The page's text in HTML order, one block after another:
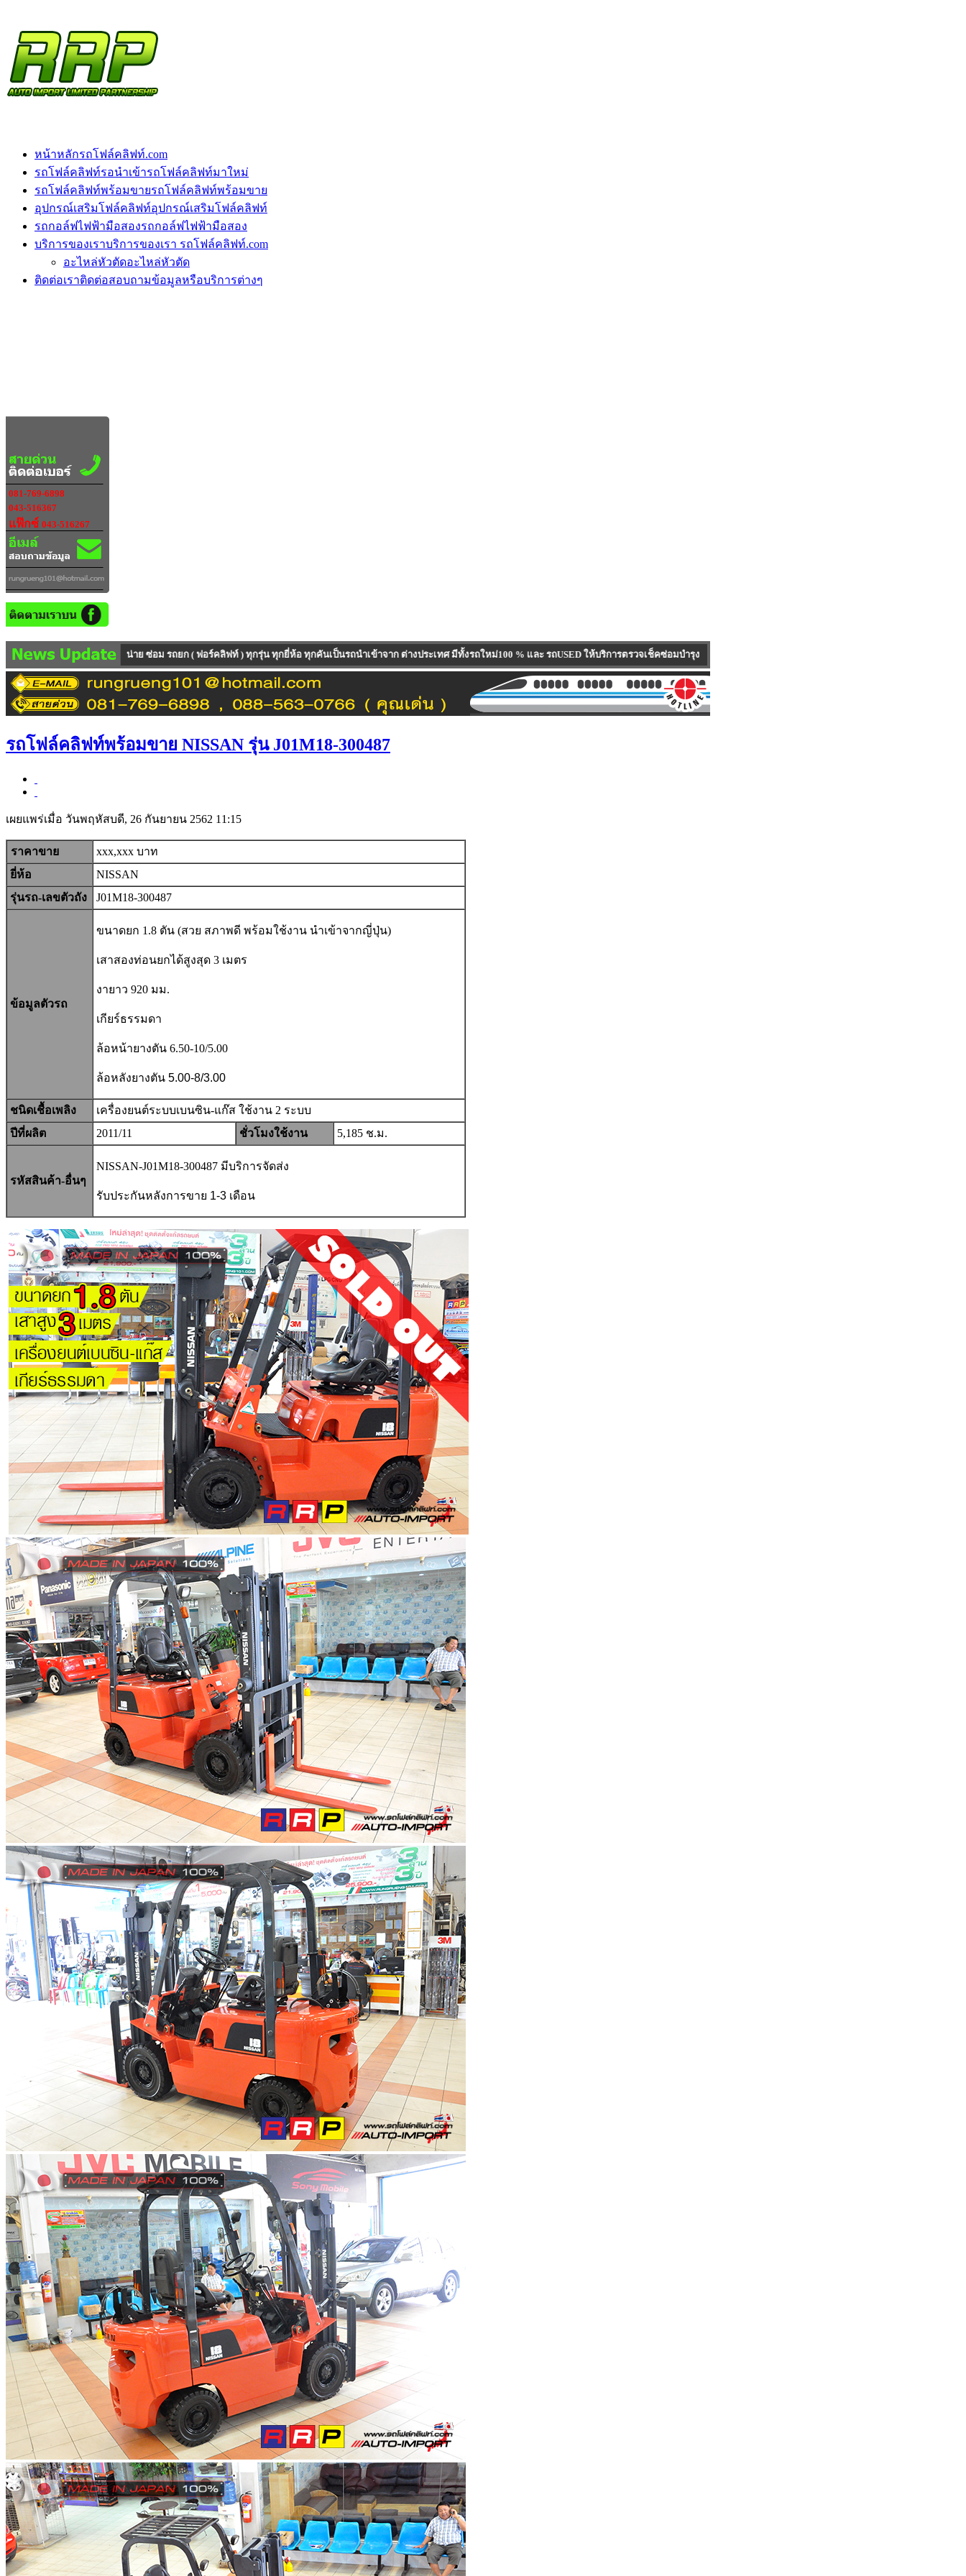
หน้าหลักรถโฟล์คลิฟท์.com
รถโฟล์คลิฟท์รอนำเข้ารถโฟล์คลิฟท์มาใหม่
รถโฟล์คลิฟท์พร้อมขายรถโฟล์คลิฟท์พร้อมขาย
อุปกรณ์เสริมโฟล์คลิฟท์อุปกรณ์เสริมโฟล์คลิฟท์
รถกอล์ฟไฟฟ้ามือสองรถกอล์ฟไฟฟ้ามือสอง
บริการของเราบริการของเรา รถโฟล์คลิฟท์.com
อะไหล่หัวตัดอะไหล่หัวตัด
ติดต่อเราติดต่อสอบถามข้อมูลหรือบริการต่างๆ
081-769-6898
043-516367
แฟ๊กซ์ 043-516267
PARTNERSHIP จำหน่าย ซ่อม รถยก ( ฟอร์คลิฟท์ ) ทุกรุ่น ทุกยี่ห้อ ทุกคันเป็นรถนำเข้าจาก ต่างประเทศ มีทั้งรถใหม่100 % และ รถUSED ให้บริการตรวจเช็คซ่อมบำรุงรถยกทั้งรถขายและรถเช่า ซึ่งทางบริษัทฯ มีคลังสำรองอะไหล่ และอุ
รถโฟล์คลิฟท์พร้อมขาย NISSAN รุ่น J01M18-300487
เผยแพร่เมื่อ วันพฤหัสบดี, 26 กันยายน 2562 11:15
ราคาขาย
xxx,xxx บาท
ยี่ห้อ
NISSAN
รุ่นรถ-เลขตัวถัง
J01M18-300487
ข้อมูลตัวรถ
ขนาดยก 1.8 ตัน (สวย สภาพดี พร้อมใช้งาน นำเข้าจากญี่ปุ่น)
เสาสองท่อนยกได้สูงสุด 3 เมตร
งายาว 920 มม.
เกียร์ธรรมดา
ล้อหน้ายางตัน 6.50-10/5.00
ล้อหลังยางตัน 5.00-8/3.00
ชนิดเชื้อเพลิง
เครื่องยนต์ระบบเบนซิน-แก๊ส ใช้งาน 2 ระบบ
ปีที่ผลิต
2011/11 ชั่วโมงใช้งาน 5,185 ช.ม.
รหัสสินค้า-อื่นๆ
NISSAN-J01M18-300487 มีบริการจัดส่ง
รับประกันหลังการขาย 1-3 เดือน